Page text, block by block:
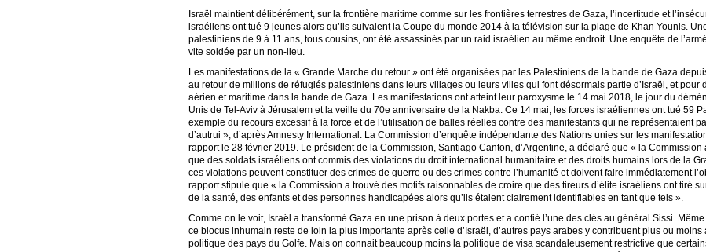
Israël maintient délibérément, sur la frontière maritime comme sur les frontières terrestres de Gaza, l’incertitude et
israéliens ont tué 9 jeunes alors qu’ils suivaient la Coupe du monde 2014 à la télévision sur la plage de Khan Younis.
palestiniens de 9 à 11 ans, tous cousins, ont été assassinés par un raid israélien au même endroit. Une enquête de
vite soldée par un non-lieu.
Les manifestations de la « Grande Marche du retour » ont été organisées par les Palestiniens de la bande de Gaza
au retour de millions de réfugiés palestiniens dans leurs villages ou leurs villes qui font désormais partie d’Israël, et pour
aérien et maritime dans la bande de Gaza. Les manifestations ont atteint leur paroxysme le 14 mai 2018, le jour du
Unis de Tel-Aviv à Jérusalem et la veille du 70e anniversaire de la Nakba. Ce 14 mai, les forces israéliennes ont tué 59
exemple du recours excessif à la force et de l’utilisation de balles réelles contre des manifestants qui ne représentaient
d’autrui », d’après Amnesty International. La Commission d’enquête indépendante des Nations unies sur les
rapport le 28 février 2019. Le président de la Commission, Santiago Canton, d’Argentine, a déclaré que « la
que des soldats israéliens ont commis des violations du droit international humanitaire et des droits humains lors de la
ces violations peuvent constituer des crimes de guerre ou des crimes contre l’humanité et doivent faire immédiatement
rapport stipule que « la Commission a trouvé des motifs raisonnables de croire que des tireurs d’élite israéliens ont tiré
de la santé, des enfants et des personnes handicapées alors qu’ils étaient clairement identifiables en tant que tels ».
Comme on le voit, Israël a transformé Gaza en une prison à deux portes et a confié l’une des clés au général Sissi.
ce blocus inhumain reste de loin la plus importante après celle d’Israël, d’autres pays arabes y contribuent plus ou
politique des pays du Golfe. Mais on connait beaucoup moins la politique de visa scandaleusement restrictive que